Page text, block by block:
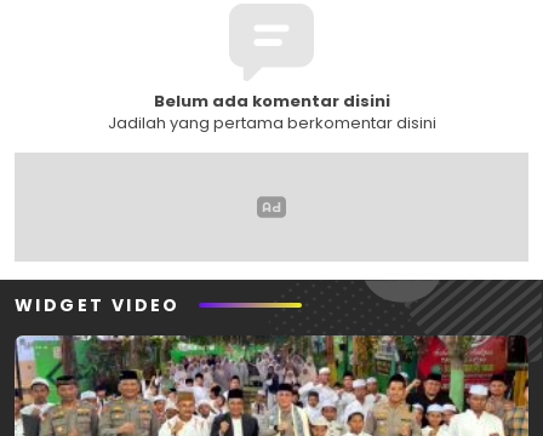
Belum ada komentar disini
Jadilah yang pertama berkomentar disini
WIDGET VIDEO